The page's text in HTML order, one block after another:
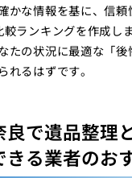
かな情報を基に、信
ランキングを作成し
たの状況に最適な「後
れるはずです。
良で遺品整理
る業者のお